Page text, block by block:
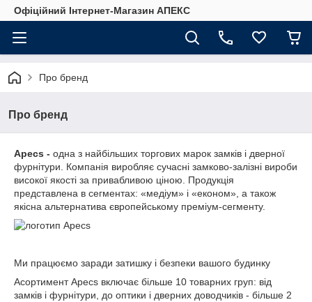
Офіційний Інтернет-Магазин АПЕКС
Про бренд
Про бренд
Apecs - одна з найбільших торгових марок замків і дверної
фурнітури. Компанія виробляє сучасні замково-залізні вироби
високої якості за привабливою ціною. Продукція
представлена в сегментах: «медіум» і «економ», а також
якісна альтернатива європейському преміум-сегменту.
Ми працюємо заради затишку і безпеки вашого будинку
Асортимент Apecs включає більше 10 товарних груп: від
замків і фурнітури, до оптики і дверних доводчиків - більше 2